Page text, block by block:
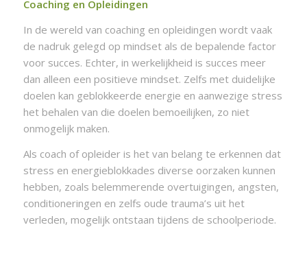
Coaching en Opleidingen
In de wereld van coaching en opleidingen wordt vaak
de nadruk gelegd op mindset als de bepalende factor
voor succes. Echter, in werkelijkheid is succes meer
dan alleen een positieve mindset. Zelfs met duidelijke
doelen kan geblokkeerde energie en aanwezige stress
het behalen van die doelen bemoeilijken, zo niet
onmogelijk maken.
Als coach of opleider is het van belang te erkennen dat
stress en energieblokkades diverse oorzaken kunnen
hebben, zoals belemmerende overtuigingen, angsten,
conditioneringen en zelfs oude trauma’s uit het
verleden, mogelijk ontstaan tijdens de schoolperiode.